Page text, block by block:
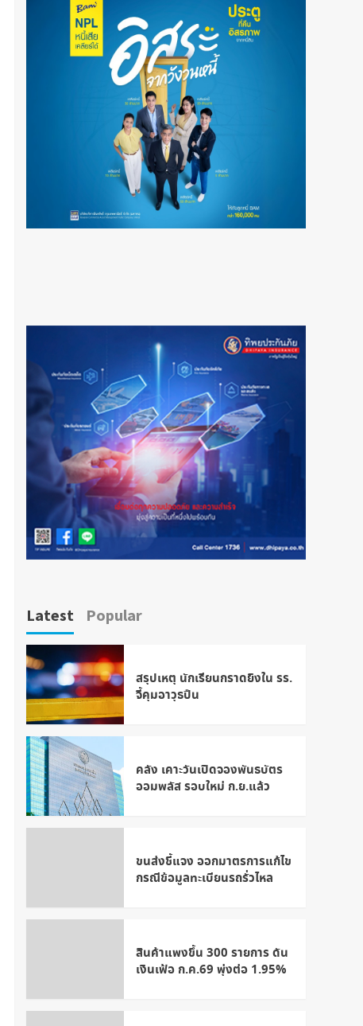
Latest Popular
สรุปเหตุ นักเรียนกราดยิงใน รร.
จี้คุมอาวุธปืน
คลัง เคาะวันเปิดจองพันธบัตร
ออมพลัส รอบใหม่ ก.ย.แล้ว
ขนส่งชี้แจง ออกมาตรการแก้ไข
กรณีข้อมูลทะเบียนรถรั่วไหล
สินค้าแพงขึ้น 300 รายการ ดัน
เงินเฟ้อ ก.ค.69 พุ่งต่อ 1.95%